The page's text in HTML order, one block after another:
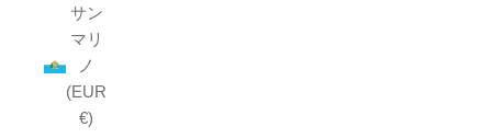
サン
マリ
ノ
(EUR
€)